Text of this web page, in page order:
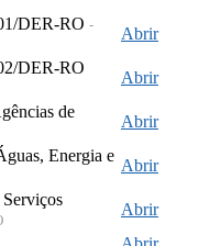
DER-RO -
Abrir
DER-RO
Abrir
de
Abrir
Energia e
Abrir
Abrir